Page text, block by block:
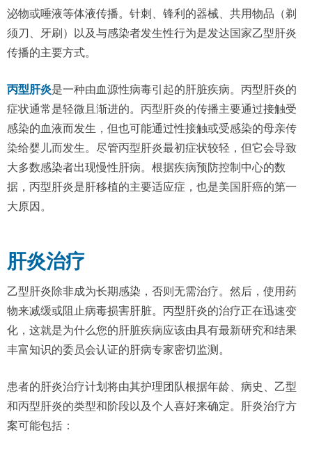
泌物或唾液等体液传播。针刺、锋利的器械、共用物品（剃
须刀、牙刷）以及与感染者发生性行为是发达国家乙型肝炎
传播的主要方式。
丙型肝炎是一种由血源性病毒引起的肝脏疾病。丙型肝炎的
症状通常是轻微且渐进的。丙型肝炎的传播主要通过接触受
感染的血液而发生，但也可能通过性接触或受感染的母亲传
染给婴儿而发生。尽管丙型肝炎最初症状较轻，但它会导致
大多数感染者出现慢性肝病。根据疾病预防控制中心的数
据，丙型肝炎是肝移植的主要适应症，也是美国肝癌的第一
大原因。
肝炎治疗
乙型肝炎除非成为长期感染，否则无需治疗。然后，使用药
物来减缓或阻止病毒损害肝脏。丙型肝炎的治疗正在迅速变
化，这就是为什么您的肝脏疾病应该由具有最新研究和结果
丰富知识的委员会认证的肝病专家密切监测。
患者的肝炎治疗计划将由其护理团队根据年龄、病史、乙型
和丙型肝炎的类型和阶段以及个人喜好来确定。肝炎治疗方
案可能包括：